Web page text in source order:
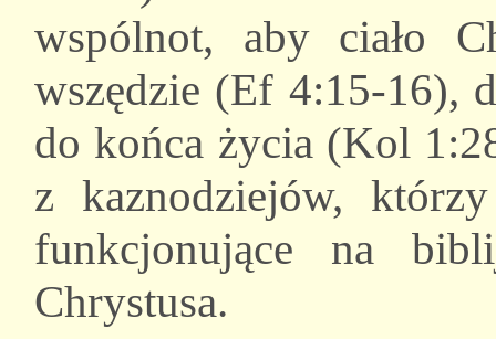
wspólnot, aby ciało
wszędzie (Ef 4:15-16),
do końca życia (Kol
z kaznodziejów,
funkcjonujące na
Chrystusa.